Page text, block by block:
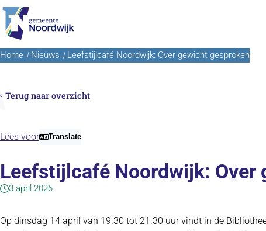
Ga naar de inhoud
Home Nieuws Leefstijlcafé Noordwijk: Over gewicht gesproken
Terug naar overzicht
Lees voor Translate
Leefstijlcafé Noordwijk: Over
3 april 2026
Op dinsdag 14 april van 19.30 tot 21.30 uur vindt in de